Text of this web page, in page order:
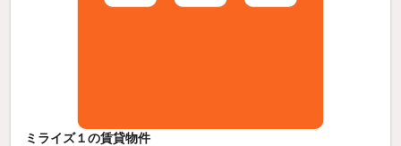
ミライズ１の賃貸物件